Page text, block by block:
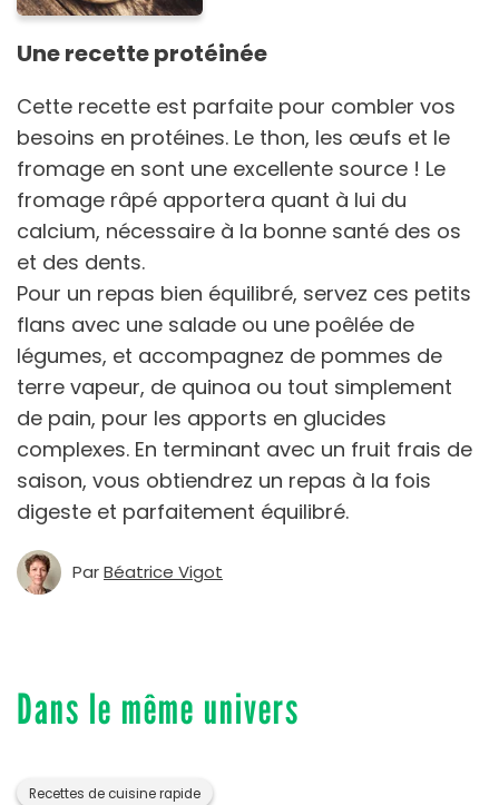
Une recette protéinée
Cette recette est parfaite pour combler vos
besoins en protéines. Le thon, les œufs et le
fromage en sont une excellente source ! Le
fromage râpé apportera quant à lui du
calcium, nécessaire à la bonne santé des os
et des dents.
Pour un repas bien équilibré, servez ces petits
flans avec une salade ou une poêlée de
légumes, et accompagnez de pommes de
terre vapeur, de quinoa ou tout simplement
de pain, pour les apports en glucides
complexes. En terminant avec un fruit frais de
saison, vous obtiendrez un repas à la fois
digeste et parfaitement équilibré.
ParBéatrice Vigot
Dans le même univers
Recettes de cuisine rapide